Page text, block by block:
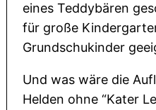
eines Teddybären
für große
Grundschukinder
Und was wäre die
Helden ohne “Kater